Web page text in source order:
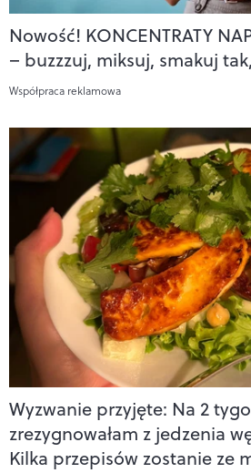
Nowość! KONCENTRATY
– buzzzuj, miksuj, smakuj
Współpraca reklamowa
Wyzwanie przyjęte: Na 2
zrezygnowałam z jedzenia
Kilka przepisów zostanie ze